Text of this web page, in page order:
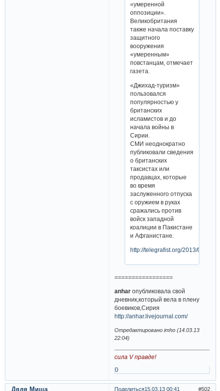
«умеренной
оппозиции».
Великобритания
также начала поставку
защитного
вооружения
«умеренным»
повстанцам, отмечает
газета.
«Джихад-туризм»
пользовался
популярностью у
британских
исламистов и до
начала войны в
Сирии.
СМИ неоднократно
публиковали сведения
о британских
таксистах или
продавцах, которые
во время
заслуженного отпуска
с оружием в руках
сражались против
войск западной
коалиции в Пакистане
и Афганистане.
http://telegrafist.org/2013/03/14/
=================
anhar опубликовала свой
дневник,который вела в плену
боевиков,Сирия
http://anhar.livejournal.com/
Отредактировано imho (14.03.13
22:04)
сила V правде!
0
Поделиться 502
15.03.13 00:41
Дядя Миша